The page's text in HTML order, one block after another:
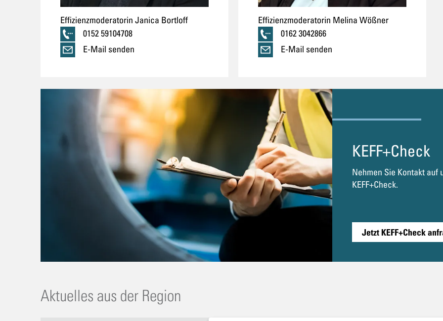
Effizienzmoderatorin Janica Bortloff
0152 59104708
E-Mail senden
Effizienzmoderatorin Melina Wößner
0162 3042866
E-Mail senden
KEFF+Check
Nehmen Sie Kontakt auf
KEFF+Check.
Jetzt KEFF+Check
Aktuelles aus der Region